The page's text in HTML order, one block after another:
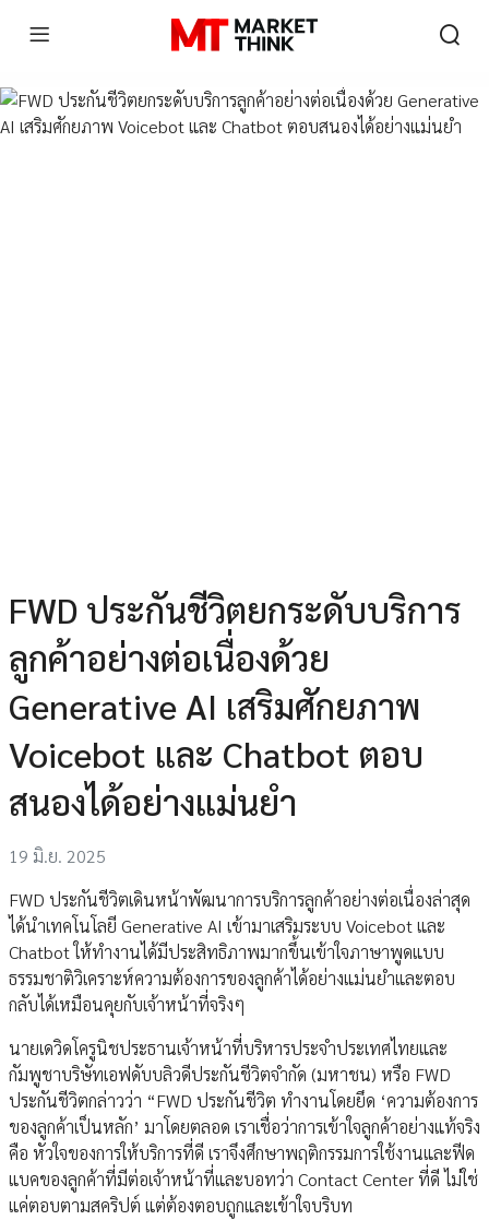
FWD ประกันชีวิตยกระดับบริการ
ลูกค้าอย่างต่อเนื่องด้วย
Generative AI เสริมศักยภาพ
Voicebot และ Chatbot ตอบ
สนองได้อย่างแม่นยำ
19 มิ.ย. 2025
FWD ประกันชีวิตเดินหน้าพัฒนาการบริการลูกค้าอย่างต่อเนื่องล่าสุด
ได้นำเทคโนโลยี Generative AI เข้ามาเสริมระบบ Voicebot และ
Chatbot ให้ทำงานได้มีประสิทธิภาพมากขึ้นเข้าใจภาษาพูดแบบ
ธรรมชาติวิเคราะห์ความต้องการของลูกค้าได้อย่างแม่นยำและตอบ
กลับได้เหมือนคุยกับเจ้าหน้าที่จริงๆ
นายเดวิดโครูนิชประธานเจ้าหน้าที่บริหารประจำประเทศไทยและ
กัมพูชาบริษัทเอฟดับบลิวดีประกันชีวิตจำกัด (มหาชน) หรือ FWD
ประกันชีวิตกล่าวว่า “FWD ประกันชีวิต ทำงานโดยยึด ‘ความต้องการ
ของลูกค้าเป็นหลัก’ มาโดยตลอด เราเชื่อว่าการเข้าใจลูกค้าอย่างแท้จริง
คือ หัวใจของการให้บริการที่ดี เราจึงศึกษาพฤติกรรมการใช้งานและฟีด
แบคของลูกค้าที่มีต่อเจ้าหน้าที่และบอทว่า Contact Center ที่ดี ไม่ใช่
แค่ตอบตามสคริปต์ แต่ต้องตอบถูกและเข้าใจบริบท